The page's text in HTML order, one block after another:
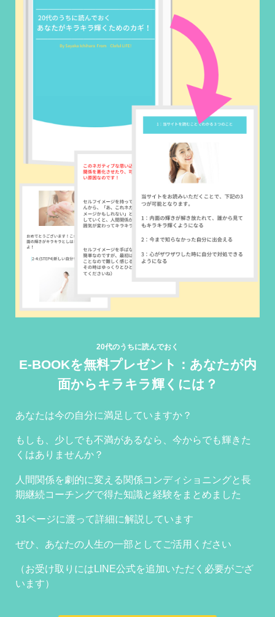
20代のうちに読んでおく
E-BOOKを無料プレゼント：あなたが内
面からキラキラ輝くには？
あなたは今の自分に満足していますか？
もしも、少しでも不満があるなら、今からでも輝きた
くはありませんか？
人間関係を劇的に変える関係コンディショニングと長
期継続コーチングで得た知識と経験をまとめました
31ページに渡って詳細に解説しています
ぜひ、あなたの人生の一部としてご活用ください
（お受け取りにはLINE公式を追加いただく必要がござ
います）